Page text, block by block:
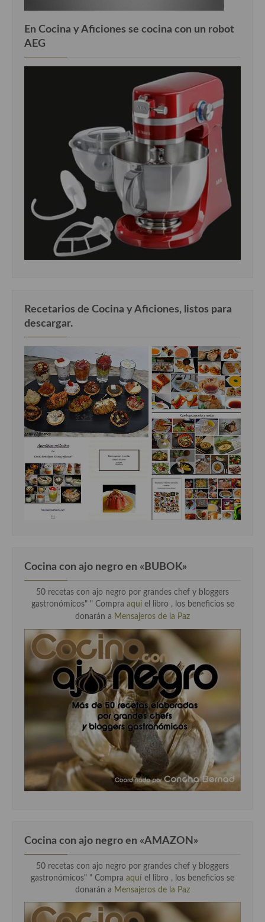
En Cocina y Aficiones se cocina con un robot
AEG
Recetarios de Cocina y Aficiones, listos para
descargar.
Cocina con ajo negro en «BUBOK»
50 recetas con ajo negro por grandes chef y bloggers
gastronómicos" " Compra aqui el libro , los beneficios se
donarán a Mensajeros de la Paz
Cocina con ajo negro en «AMAZON»
50 recetas con ajo negro por grandes chef y bloggers
gastronómicos" " Compra aquí el libro , los beneficios se
donarán a Mensajeros de la Paz